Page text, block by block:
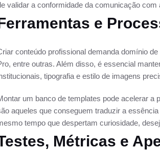
validar a conformidade da comunicação com
e
conteúdo profissional demanda domínio
entre outras. Além disso, é essencial
tipografia e estilo de imagens
um banco de templates pode acelerar
aqueles que conseguem traduzir a
tempo que despertam curiosidade,
Métricas e